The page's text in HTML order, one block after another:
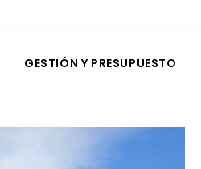
GESTIÓN Y PRESUPUESTO